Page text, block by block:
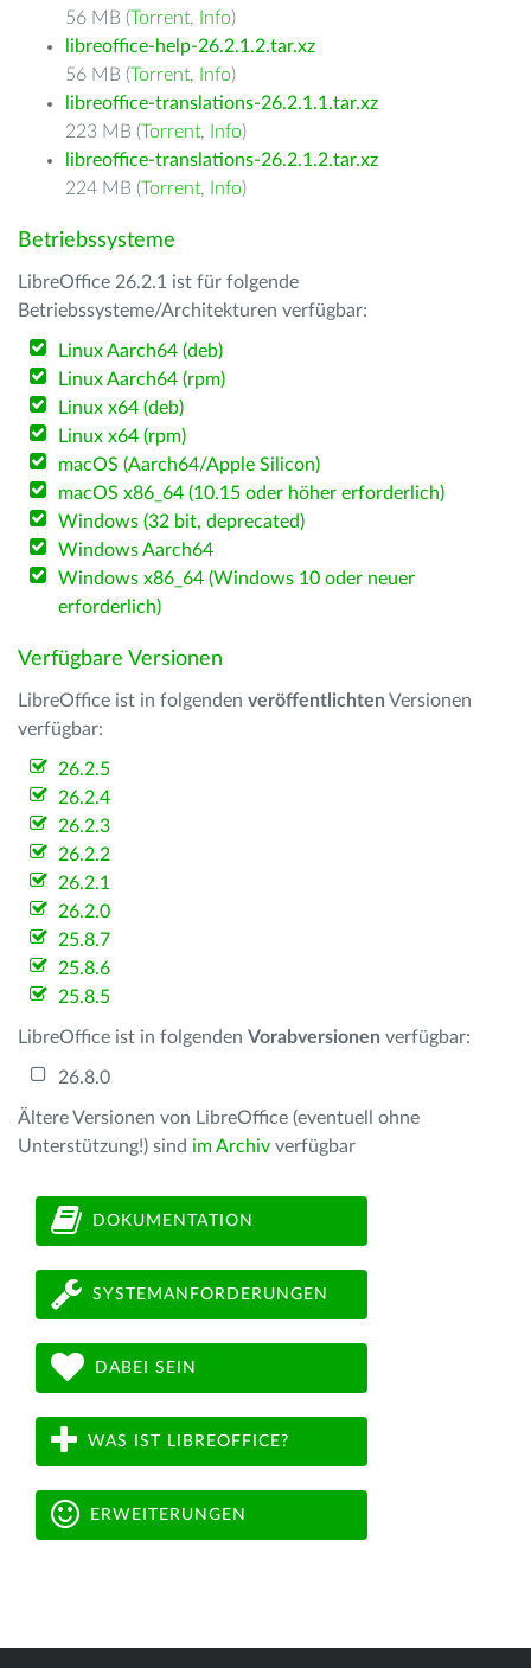
56 MB (Torrent, Info)
libreoffice-help-26.2.1.2.tar.xz
56 MB (Torrent, Info)
libreoffice-translations-26.2.1.1.tar.xz
223 MB (Torrent, Info)
libreoffice-translations-26.2.1.2.tar.xz
224 MB (Torrent, Info)
Betriebssysteme
LibreOffice 26.2.1 ist für folgende
Betriebssysteme/Architekturen verfügbar:
Linux Aarch64 (deb)
Linux Aarch64 (rpm)
Linux x64 (deb)
Linux x64 (rpm)
macOS (Aarch64/Apple Silicon)
macOS x86_64 (10.15 oder höher erforderlich)
Windows (32 bit, deprecated)
Windows Aarch64
Windows x86_64 (Windows 10 oder neuer
erforderlich)
Verfügbare Versionen
LibreOffice ist in folgenden veröffentlichten Versionen
verfügbar:
26.2.5
26.2.4
26.2.3
26.2.2
26.2.1
26.2.0
25.8.7
25.8.6
25.8.5
LibreOffice ist in folgenden Vorabversionen verfügbar:
26.8.0
Ältere Versionen von LibreOffice (eventuell ohne
Unterstützung!) sind im Archiv verfügbar
DOKUMENTATION
SYSTEMANFORDERUNGEN
DABEI SEIN
WAS IST LIBREOFFICE?
ERWEITERUNGEN